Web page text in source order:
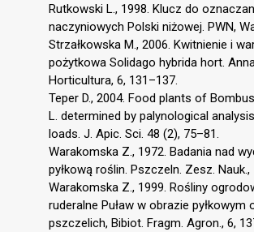
Rutkowski L., 1998. Klucz do
naczyniowych Polski niżowej. PWN,
Strzałkowska M., 2006. Kwitnienie i
pożytkowa Solidago hybrida hort.
Horticultura, 6, 131–137.
Teper D., 2004. Food plants of
L. determined by palynological
loads. J. Apic. Sci. 48 (2), 75–81.
Warakomska Z., 1972. Badania nad
pyłkową roślin. Pszczeln. Zesz. Nauk.,
Warakomska Z., 1999. Rośliny
ruderalne Puław w obrazie pyłkowym
pszczelich, Bibiot. Fragm. Agron., 6,